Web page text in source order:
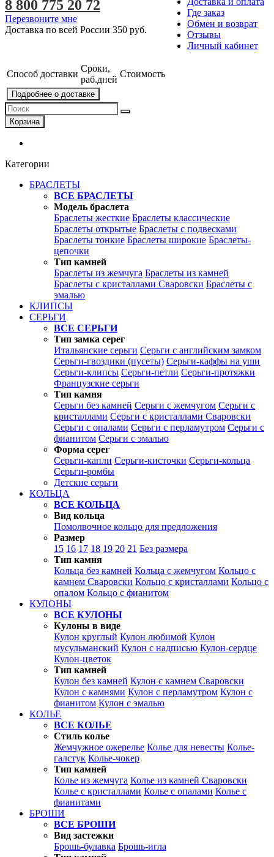
Где заказ
Обмен и возврат
Отзывы
Личный кабинет
8 800 775 20 72
Перезвоните мне
Доставка по всей России 350 руб.
Способ доставки
Сроки,
раб.дней
Стоимость
Подробнее о доставке
Корзина
Категории
БРАСЛЕТЫ
ВСЕ БРАСЛЕТЫ
Модель браслета
Браслеты жесткие Браслеты классические
Браслеты открытые Браслеты с подвесками
Браслеты тонкие Браслеты широкие Браслеты-
цепочки
Тип камней
Браслеты из жемчуга Браслеты из камней
Браслеты с кристаллами Сваровски Браслеты с
эмалью
КЛИПСЫ
СЕРЬГИ
ВСЕ СЕРЬГИ
Тип замка серег
Итальянские серьги Серьги с английским замком
Серьги-гвоздики (пусеты) Серьги-каффы на уши
Серьги-клипсы Серьги-петли Серьги-протяжки
Французские серьги
Тип камня
Серьги без камней Серьги с жемчугом Серьги с
кристаллами Серьги с кристаллами Сваровски
Серьги с опалами Серьги с перламутром Серьги с
фианитом Серьги с эмалью
Форма серег
Серьги-капли Серьги-кисточки Серьги-кольца
Серьги-ромбы
Детские серьги
КОЛЬЦА
ВСЕ КОЛЬЦА
Вид кольца
Помолвочное кольцо для предложения
Размер
15 16 17 18 19 20 21 Без размера
Тип камня
Кольца без камней Кольца с жемчугом Кольцо с
камнем Сваровски Кольцо с кристаллами Кольцо с
опалом Кольцо с фианитом
КУЛОНЫ
ВСЕ КУЛОНЫ
Кулоны в виде
Кулон круглый Кулон любимой Кулон
мусульманский Кулон с надписью Кулон-сердце
Кулон-цветок
Тип камней
Кулон без камней Кулон с камнем Сваровски
Кулон с камнями Кулон с перламутром Кулон с
фианитом Кулон с эмалью
КОЛЬЕ
ВСЕ КОЛЬЕ
Стиль колье
Жемчужное ожерелье Колье для невесты Колье-
галстук Колье-чокер
Тип камней
Колье из жемчуга Колье из камней Сваровски
Колье с кристаллами Колье с опалами Колье с
фианитами
БРОШИ
ВСЕ БРОШИ
Вид застежки
Брошь-булавка Брошь-игла